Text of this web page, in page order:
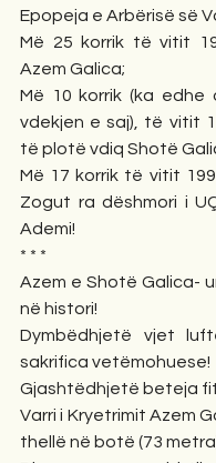
Epopeja e Arbërisë së
Më 25 korrik të vitit
Azem Galica;
Më 10 korrik (ka
vdekjen e saj), të vitit
të plotë vdiq Shotë
Më 17 korrik të vitit
Zogut ra dëshmori i
Ademi!
* * *
Azem e Shotë Galica-
në histori!
Dymbëdhjetë vjet
sakrifica vetëmohuese!
Gjashtëdhjetë beteja
Varri i Kryetrimit Azem
thellë në botë (73